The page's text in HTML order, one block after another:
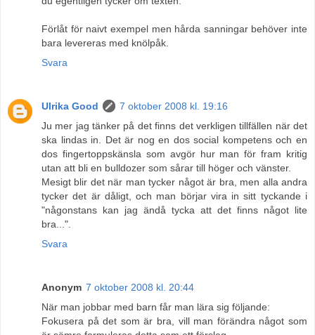
Förlåt för naivt exempel men hårda sanningar behöver inte
bara levereras med knölpåk.
Svara
Ulrika Good
7 oktober 2008 kl. 19:16
Ju mer jag tänker på det finns det verkligen tillfällen när det
ska lindas in. Det är nog en dos social kompetens och en
dos fingertoppskänsla som avgör hur man för fram kritig
utan att bli en bulldozer som sårar till höger och vänster.
Mesigt blir det när man tycker något är bra, men alla andra
tycker det är dåligt, och man börjar vira in sitt tyckande i
"någonstans kan jag ändå tycka att det finns något lite
bra...".
Svara
Anonym 7 oktober 2008 kl. 20:44
När man jobbar med barn får man lära sig följande:
Fokusera på det som är bra, vill man förändra något som